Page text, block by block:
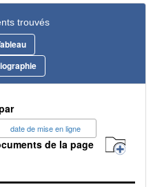
trouvés
date de mise en ligne
de la page